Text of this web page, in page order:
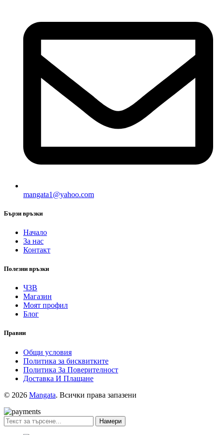
mangata1@yahoo.com
Бързи връзки
Начало
За нас
Контакт
Полезни връзки
ЧЗВ
Магазин
Моят профил
Блог
Правни
Общи условия
Политика за бисквитките
Политика За Поверителност
Доставка И Плащане
© 2026 Mangata. Всички права запазени
Намери